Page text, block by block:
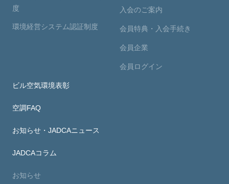
度
環境経営システム認証制度
入会のご案内
会員特典・入会手続き
会員企業
会員ログイン
ビル空気環境表彰
空調FAQ
お知らせ・JADCAニュース
JADCAコラム
お知らせ